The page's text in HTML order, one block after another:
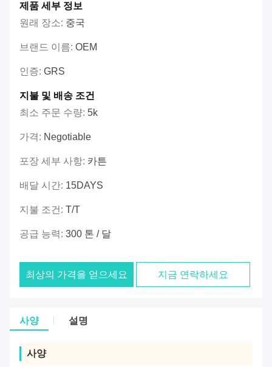
제품 세부 정보
원래 장소: 중국
브랜드 이름: OEM
인증: GRS
지불 및 배송 조건
최소 주문 수량: 5k
가격: Negotiable
포장 세부 사항: 카튼
배달 시간: 15DAYS
지불 조건: T/T
공급 능력: 300 톤 / 달
최상의 가격을 얻으세요 지금 연락하세요
사양 설명
사양